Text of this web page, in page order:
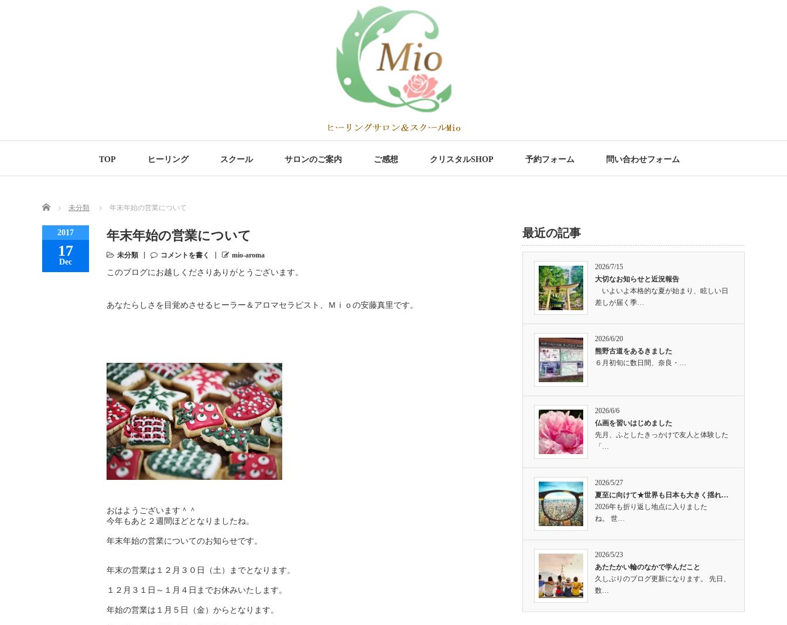
TOP ヒーリング スクール サロンのご案内 ご感想 クリスタルSHOP 予約フォーム 問い合わせフォーム
Home 未分類 年末年始の営業について
2017
17
Dec
年末年始の営業について
未分類 コメントを書く mio-aroma
このブログにお越しくださりありがとうございます。
あなたらしさを目覚めさせるヒーラー＆アロマセラピスト、Ｍｉｏの安藤真里です。
おはようございます＾＾
今年もあと２週間ほどとなりましたね。
年末年始の営業についてのお知らせです。
年末の営業は１２月３０日（土）までとなります。
１２月３１日～１月４日までお休みいたします。
年始の営業は１月５日（金）からとなります。
最近の記事
2026/7/15
大切なお知らせと近況報告
いよいよ本格的な夏が始まり、眩しい日
差しが届く季…
2026/6/20
熊野古道をあるきました
６月初旬に数日間、奈良・…
2026/6/6
仏画を習いはじめました
先月、ふとしたきっかけで友人と体験した
「…
2026/5/27
夏至に向けて★世界も日本も大きく揺れ…
2026年も折り返し地点に入りました
ね。 世…
2026/5/23
あたたかい輪のなかで学んだこと
久しぶりのブログ更新になります。 先日、
数…